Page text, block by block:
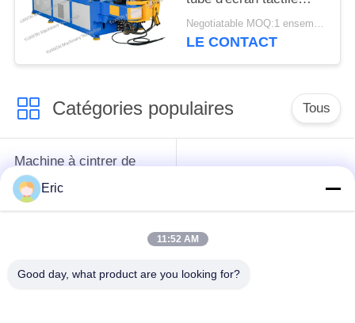
fortement repoussent
le recourbement
Negotiatable MOQ:1 ensemble
LE CONTACT
Catégories populaires Tous
Machine à cintrer de
tube de commande
numérique par
ordinateur
Machine à cintrer de
tuyau semi
Eric
11:52 AM
Good day, what product are you looking for?